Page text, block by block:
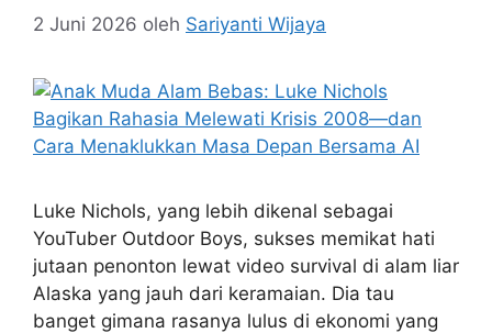
2 Juni 2026 oleh Sariyanti Wijaya
Luke Nichols, yang lebih dikenal sebagai
YouTuber Outdoor Boys, sukses memikat hati
jutaan penonton lewat video survival di alam liar
Alaska yang jauh dari keramaian. Dia tau
banget gimana rasanya lulus di ekonomi yang